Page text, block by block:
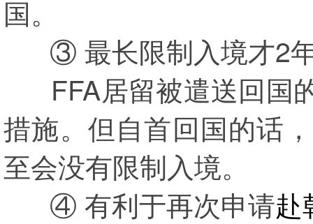
国。
③ 最长限制入境才2
FFA居留被遣送回国
措施。但自首回国的话
至会没有限制入境。
④ 有利于再次申请赴